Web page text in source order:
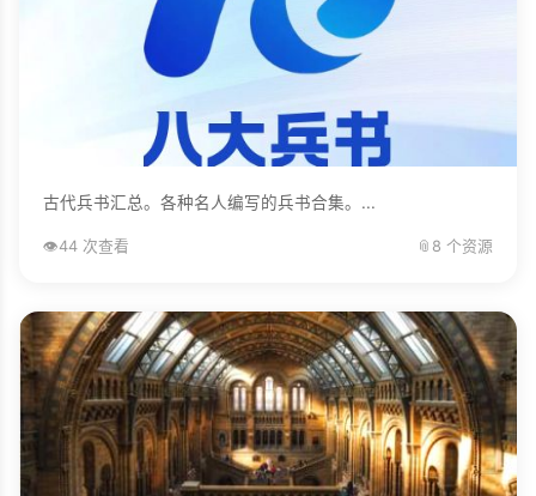
古代兵书汇总。各种名人编写的兵书合集。...
👁️44 次查看 📎 8 个资源